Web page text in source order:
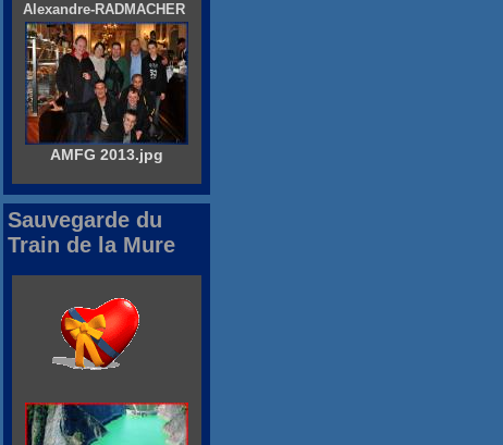
Alexandre-RADMACHER
AMFG 2013.jpg
Sauvegarde du
Train de la Mure